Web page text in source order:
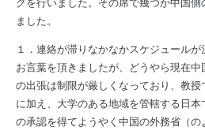
ました。
１．連絡が滞りなかなかスケジュール
お言葉を頂きましたが、どうやら現在
の出張は制限が厳しくなっており、教
に加え、大学のある地域を管轄する日
の承認を得てようやく中国の外務省（